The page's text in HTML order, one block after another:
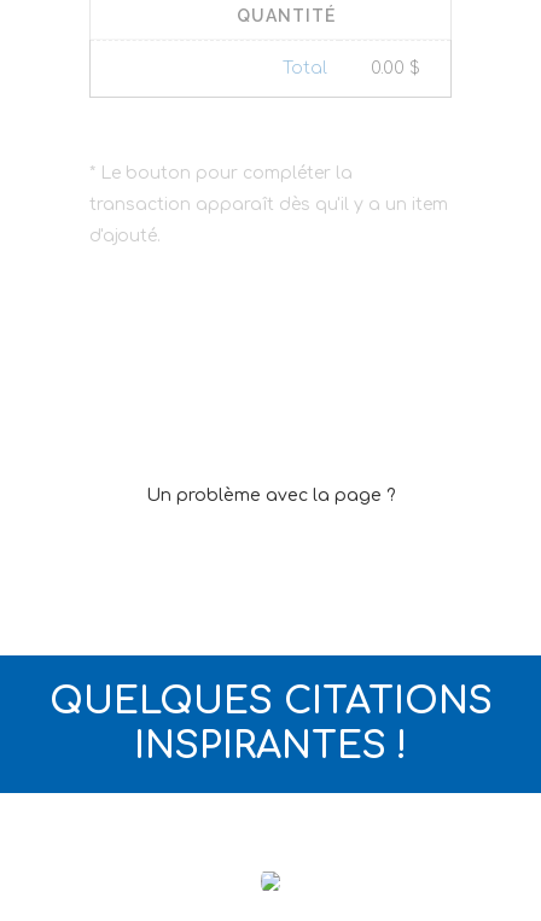
QUANTITÉ
Total 0.00 $
* Le bouton pour compléter la
transaction apparaît dès qu'il y a un item
d'ajouté.
Un problème avec la page ?
QUELQUES CITATIONS
INSPIRANTES !